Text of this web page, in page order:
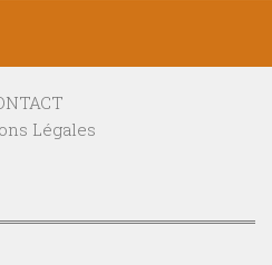
Légales